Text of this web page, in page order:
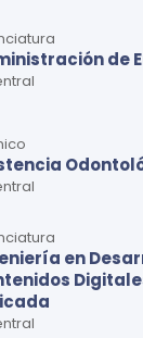
II
de
en